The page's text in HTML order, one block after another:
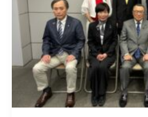
視
審
査
会
の